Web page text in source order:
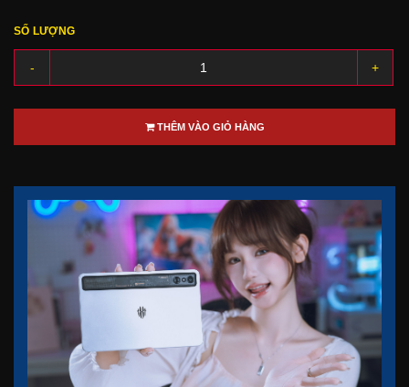
SỐ LƯỢNG
- +
THÊM VÀO GIỎ HÀNG